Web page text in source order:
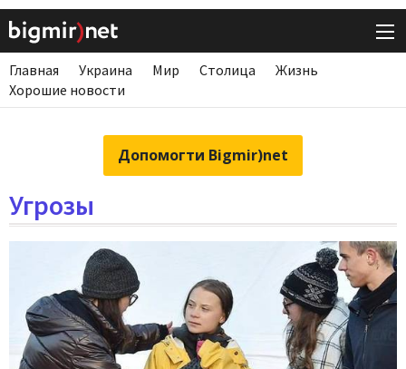
Главная Украина Мир Столица
Жизнь
Хорошие новости
Допомогти Bigmir)net
Угрозы